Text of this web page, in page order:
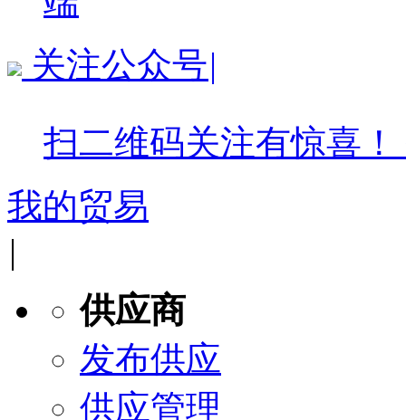
关注公众号|
扫二维码关注有惊喜！
我的贸易
|
供应商
发布供应
供应管理